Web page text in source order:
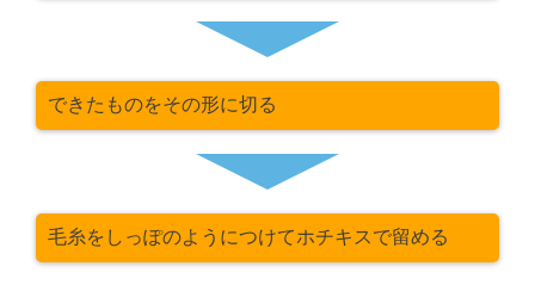
できたものをその形に切る
毛糸をしっぽのようにつけてホチキスで留める